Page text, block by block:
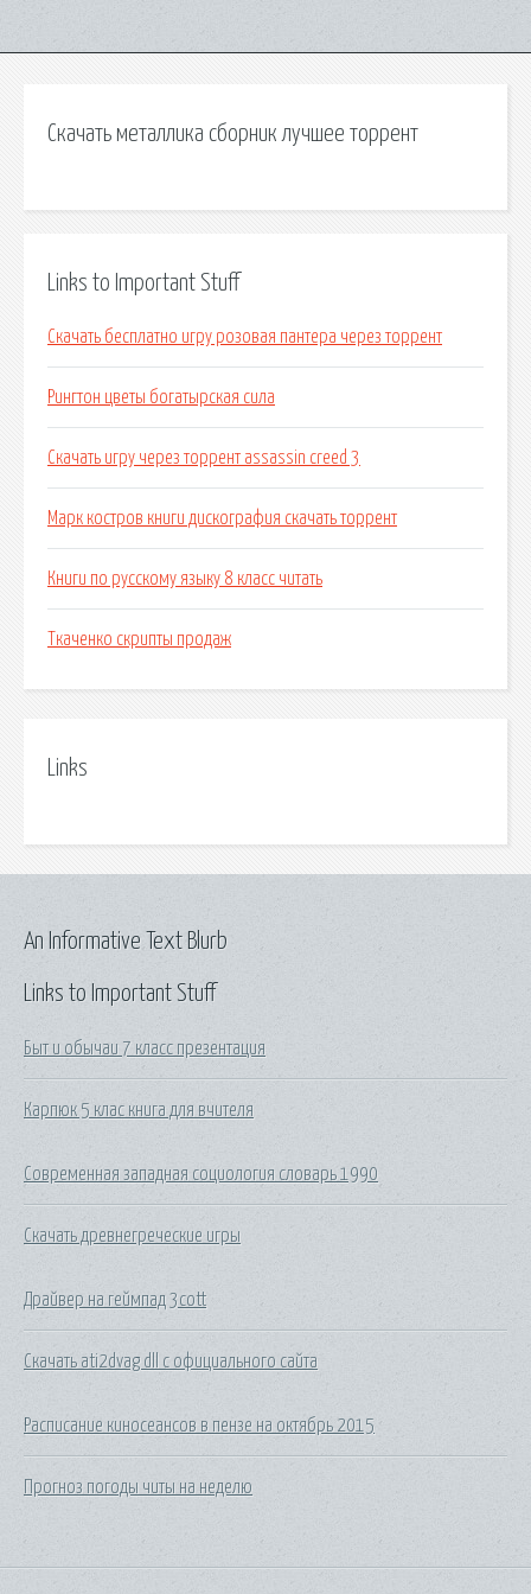
Скачать металлика сборник лучшее торрент
Links to Important Stuff
Скачать бесплатно игру розовая пантера через торрент
Рингтон цветы богатырская сила
Скачать игру через торрент assassin creed 3
Марк костров книги дискография скачать торрент
Книги по русскому языку 8 класс читать
Ткаченко скрипты продаж
Links
Links to Important Stuff
Быт и обычаи 7 класс презентация
Карпюк 5 клас книга для вчителя
Современная западная социология словарь 1990
Скачать древнегреческие игры
Драйвер на геймпад 3cott
Скачать ati2dvag dll с официального сайта
Расписание киносеансов в пензе на октябрь 2015
Прогноз погоды читы на неделю
An Informative Text Blurb